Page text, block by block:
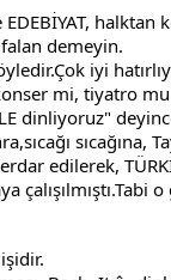
halktan
demeyin.
iyi
mi, tiyatro
dinliyoruz"
sıcağına,
edilerek,